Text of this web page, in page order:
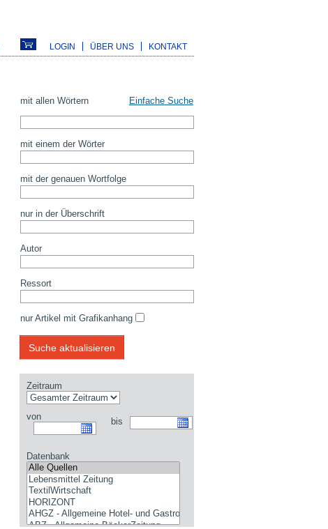
LOGIN ÜBER UNS KONTAKT
mit allen Wörtern Einfache Suche
mit einem der Wörter
mit der genauen Wortfolge
nur in der Überschrift
Autor
Ressort
nur Artikel mit Grafikanhang
Zeitraum
von bis
Datenbank